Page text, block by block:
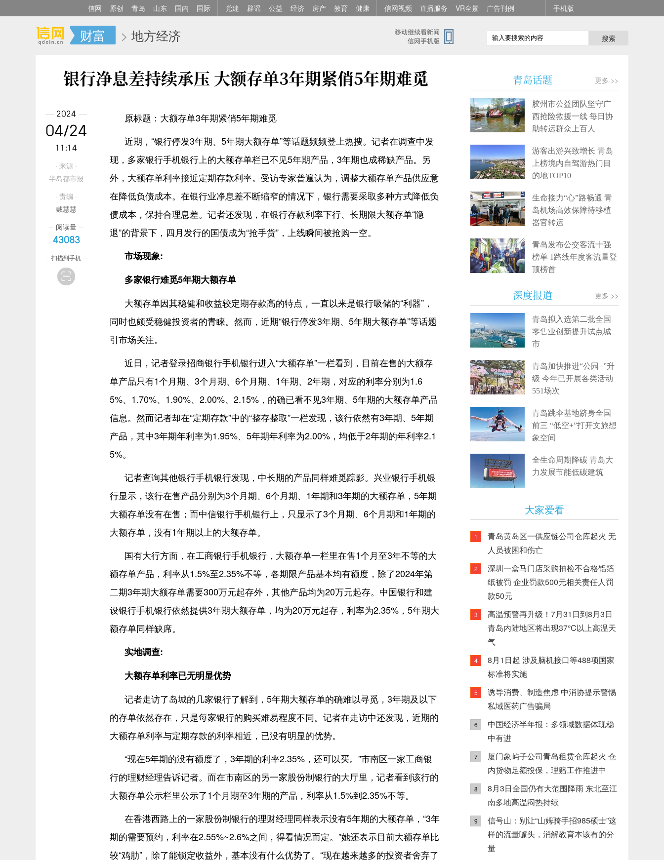
信网 原创 青岛 山东 国内 国际 党建 辟谣 公益 经济 房产 教育 健康 信网视频 直播服务 VR全景 广告刊例 手机版
财富 > 地方经济 搜索
银行净息差持续承压 大额存单3年期紧俏5年期难觅
原标题：大额存单3年期紧俏5年期难觅
近期，“银行停发3年期、5年期大额存单”等话题频频登上热搜。记者在调查中发
现，多家银行手机银行上的大额存单栏已不见5年期产品，3年期也成稀缺产品。另
外，大额存单利率接近定期存款利率。受访专家普遍认为，调整大额存单产品供应意
在降低负债成本。在银行业净息差不断缩窄的情况下，银行需要采取多种方式降低负
债成本，保持合理息差。记者还发现，在银行存款利率下行、长期限大额存单“隐
退”的背景下，四月发行的国债成为“抢手货”，上线瞬间被抢购一空。
市场现象:
多家银行难觅5年期大额存单
大额存单因其稳健和收益较定期存款高的特点，一直以来是银行吸储的“利器”，
同时也颇受稳健投资者的青睐。然而，近期“银行停发3年期、5年期大额存单”等话题
引市场关注。
近日，记者登录招商银行手机银行进入“大额存单”一栏看到，目前在售的大额存
单产品只有1个月期、3个月期、6个月期、1年期、2年期，对应的利率分别为1.6
5%、1.70%、1.90%、2.00%、2.15%，的确已看不见3年期、5年期的大额存单产品
信息。然而记者却在“定期存款”中的“整存整取”一栏发现，该行依然有3年期、5年期
产品，其中3年期年利率为1.95%、5年期年利率为2.00%，均低于2年期的年利率2.1
5%。
记者查询其他银行手机银行发现，中长期的产品同样难觅踪影。兴业银行手机银
行显示，该行在售产品分别为3个月期、6个月期、1年期和3年期的大额存单，5年期
大额存单没有在售；而中信银行手机银行上，只显示了3个月期、6个月期和1年期的
大额存单，没有1年期以上的大额存单。
国有大行方面，在工商银行手机银行，大额存单一栏里在售1个月至3年不等的大
额存单产品，利率从1.5%至2.35%不等，各期限产品基本均有额度，除了2024年第
二期3年期大额存单需要300万元起存外，其他产品均为20万元起存。中国银行和建
设银行手机银行依然提供3年期大额存单，均为20万元起存，利率为2.35%，5年期大
额存单同样缺席。
实地调查:
大额存单利率已无明显优势
记者走访了岛城的几家银行了解到，5年期大额存单的确难以寻觅，3年期及以下
的存单依然存在，只是每家银行的购买难易程度不同。记者在走访中还发现，近期的
大额存单利率与定期存款的利率相近，已没有明显的优势。
“现在5年期的没有额度了，3年期的利率2.35%，还可以买。”市南区一家工商银
行的理财经理告诉记者。而在市南区的另一家股份制银行的大厅里，记者看到该行的
大额存单公示栏里公示了1个月期至3年期的产品，利率从1.5%到2.35%不等。
在香港西路上的一家股份制银行的理财经理同样表示没有5年期的大额存单，“3年
期的需要预约，利率在2.55%~2.6%之间，得看情况而定。”她还表示目前大额存单比
较“鸡肋”，除了能锁定收益外，基本没有什么优势了。“现在越来越多的投资者舍弃了
2024
04/24
11:14
· 来源 ·
半岛都市报
· 责编 ·
戴慧慧
阅读量
43083
扫描到手机
青岛话题 更多 >>
胶州市公益团队坚守广
西抢险救援一线 每日协
助转运群众上百人
游客出游兴致增长 青岛
上榜境内自驾游热门目
的地TOP10
生命接力“心”路畅通 青
岛机场高效保障待移植
器官转运
青岛发布公交客流十强
榜单 1路线年度客流量登
顶榜首
深度报道 更多 >>
青岛拟入选第二批全国
零售业创新提升试点城
市
青岛加快推进“公园+”升
级 今年已开展各类活动
551场次
青岛跳伞基地跻身全国
前三 “低空+”打开文旅想
象空间
全生命周期降碳 青岛大
力发展节能低碳建筑
大家爱看
1
青岛黄岛区一供应链公司仓库起火 无
人员被困和伤亡
2
深圳一盒马门店采购抽检不合格铝箔
纸被罚 企业罚款500元相关责任人罚
款50元
3
高温预警再升级！7月31日到8月3日
青岛内陆地区将出现37°C以上高温天
气
4
8月1日起 涉及脑机接口等488项国家
标准将实施
5
诱导消费、制造焦虑 中消协提示警惕
私域医药广告骗局
6
中国经济半年报：多领域数据体现稳
中有进
7
厦门象屿子公司青岛租赁仓库起火 仓
内货物足额投保，理赔工作推进中
8
8月3日全国仍有大范围降雨 东北至江
南多地高温闷热持续
9
信号山：别让“山姆骑手招985硕士”这
样的流量噱头，消解教育本该有的分
量